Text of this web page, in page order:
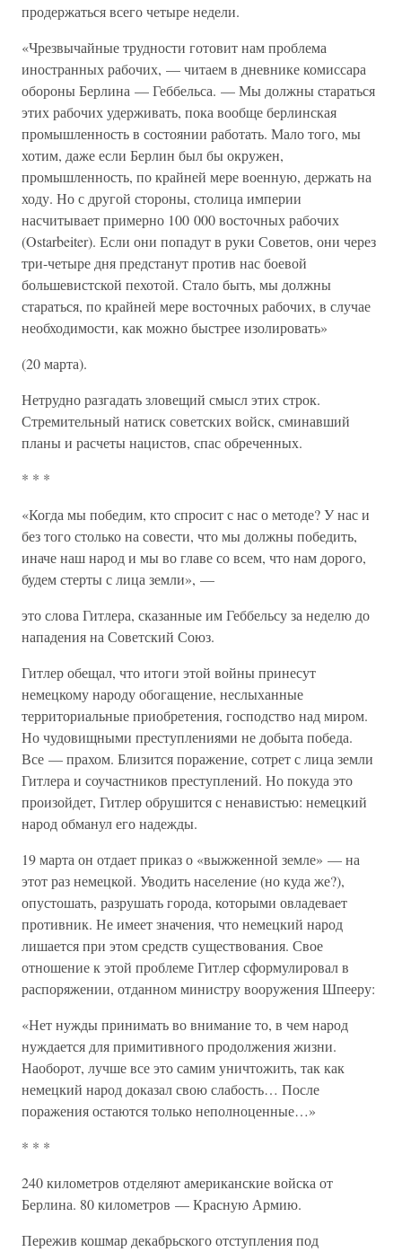
продержаться всего четыре недели.
«Чрезвычайные трудности готовит нам проблема
иностранных рабочих, — читаем в дневнике комиссара
обороны Берлина — Геббельса. — Мы должны стараться
этих рабочих удерживать, пока вообще берлинская
промышленность в состоянии работать. Мало того, мы
хотим, даже если Берлин был бы окружен,
промышленность, по крайней мере военную, держать на
ходу. Но с другой стороны, столица империи
насчитывает примерно 100 000 восточных рабочих
(Ostarbeiter). Если они попадут в руки Советов, они через
три-четыре дня предстанут против нас боевой
большевистской пехотой. Стало быть, мы должны
стараться, по крайней мере восточных рабочих, в случае
необходимости, как можно быстрее изолировать»
(20 марта).
Нетрудно разгадать зловещий смысл этих строк.
Стремительный натиск советских войск, сминавший
планы и расчеты нацистов, спас обреченных.
* * *
«Когда мы победим, кто спросит с нас о методе? У нас и
без того столько на совести, что мы должны победить,
иначе наш народ и мы во главе со всем, что нам дорого,
будем стерты с лица земли», —
это слова Гитлера, сказанные им Геббельсу за неделю до
нападения на Советский Союз.
Гитлер обещал, что итоги этой войны принесут
немецкому народу обогащение, неслыханные
территориальные приобретения, господство над миром.
Но чудовищными преступлениями не добыта победа.
Все — прахом. Близится поражение, сотрет с лица земли
Гитлера и соучастников преступлений. Но покуда это
произойдет, Гитлер обрушится с ненавистью: немецкий
народ обманул его надежды.
19 марта он отдает приказ о «выжженной земле» — на
этот раз немецкой. Уводить население (но куда же?),
опустошать, разрушать города, которыми овладевает
противник. Не имеет значения, что немецкий народ
лишается при этом средств существования. Свое
отношение к этой проблеме Гитлер сформулировал в
распоряжении, отданном министру вооружения Шпееру:
«Нет нужды принимать во внимание то, в чем народ
нуждается для примитивного продолжения жизни.
Наоборот, лучше все это самим уничтожить, так как
немецкий народ доказал свою слабость… После
поражения остаются только неполноценные…»
* * *
240 километров отделяют американские войска от
Берлина. 80 километров — Красную Армию.
Пережив кошмар декабрьского отступления под